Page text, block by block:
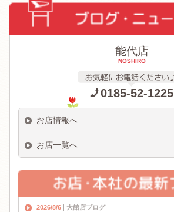
能代店
NOSHIRO
0185-52-1225
お店情報へ
お店一覧へ
2026/8/6 大館店ブログ